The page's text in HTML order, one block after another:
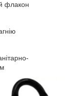
флакон